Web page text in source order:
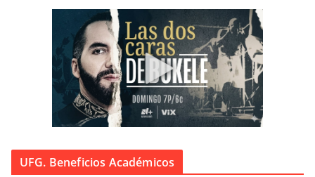
UFG. Beneficios Académicos